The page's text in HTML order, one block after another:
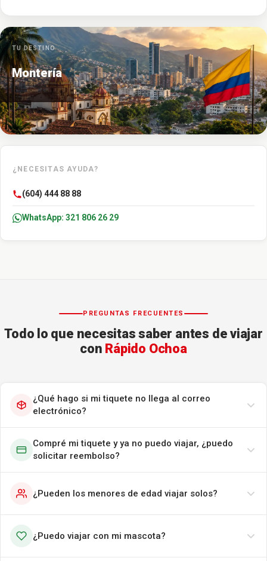
TU DESTINO
Montería
¿NECESITAS AYUDA?
(604) 444 88 88
WhatsApp: 321 806 26 29
PREGUNTAS FRECUENTES
Todo lo que necesitas saber antes de viajar
con Rápido Ochoa
¿Qué hago si mi tiquete no llega al correo
electrónico?
Compré mi tiquete y ya no puedo viajar, ¿puedo
solicitar reembolso?
¿Pueden los menores de edad viajar solos?
¿Puedo viajar con mi mascota?